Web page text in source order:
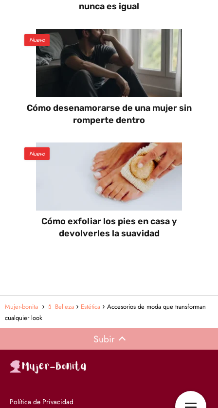
nunca es igual
Nuevo
Cómo desenamorarse de una mujer sin
romperte dentro
Nuevo
Cómo exfoliar los pies en casa y
devolverles la suavidad
Mujer-bonita 💄 Belleza Estética
Accesorios de moda que transforman
cualquier look
Subir
Política de Privacidad